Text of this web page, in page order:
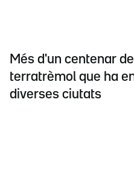
Més d'un centenar
terratrèmol que ha
diverses ciutats